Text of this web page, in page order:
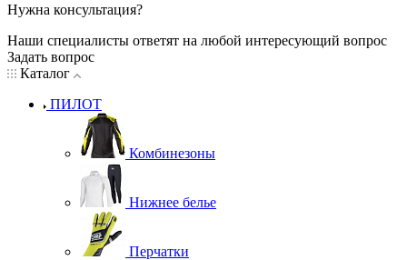
Нужна консультация?
Наши специалисты ответят на любой интересующий вопрос
Задать вопрос
Каталог
ПИЛОТ
Комбинезоны
Нижнее белье
Перчатки